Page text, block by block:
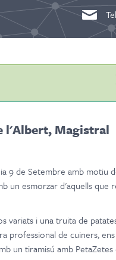
l'Albert, Magistral
9 de Setembre amb motiu
un esmorzar d'aquells que
variats i una truita de
professional de cuiners,
un tiramisú amb